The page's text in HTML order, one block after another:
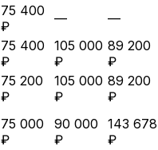
75 400
₽
— —
75 400
₽
105 000
₽
89 200
₽
75 200
₽
105 000
₽
89 200
₽
75 000
₽
90 000
₽
143 678
₽